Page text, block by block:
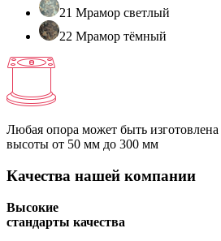
21 Мрамор светлый
22 Мрамор тёмный
Любая опора может быть
высоты от 50 мм до 300 мм
Качества нашей компании
Высокие
стандарты качества